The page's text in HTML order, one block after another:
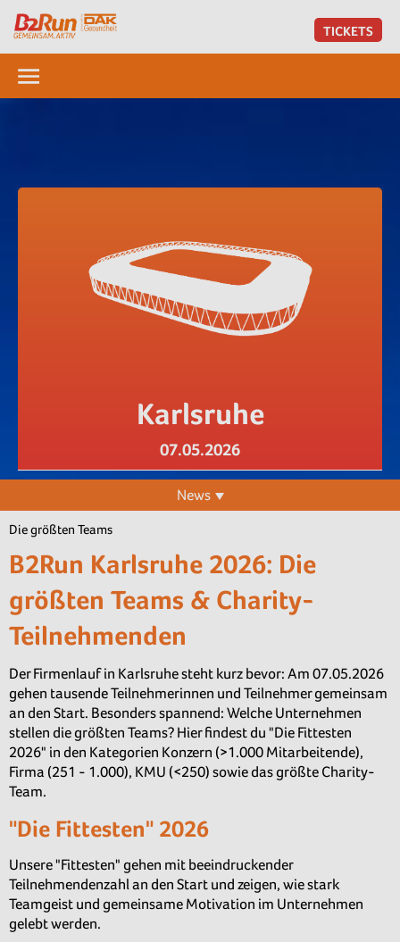
TICKETS
Karlsruhe
07.05.2026
News
Die größten Teams
B2Run Karlsruhe 2026: Die
größten Teams & Charity-
Teilnehmenden
Der Firmenlauf in Karlsruhe steht kurz bevor: Am 07.05.2026
gehen tausende Teilnehmerinnen und Teilnehmer gemeinsam
an den Start. Besonders spannend: Welche Unternehmen
stellen die größten Teams? Hier findest du "Die Fittesten
2026" in den Kategorien Konzern (>1.000 Mitarbeitende),
Firma (251 - 1.000), KMU (<250) sowie das größte Charity-
Team.
"Die Fittesten" 2026
Unsere "Fittesten" gehen mit beeindruckender
Teilnehmendenzahl an den Start und zeigen, wie stark
Teamgeist und gemeinsame Motivation im Unternehmen
gelebt werden.